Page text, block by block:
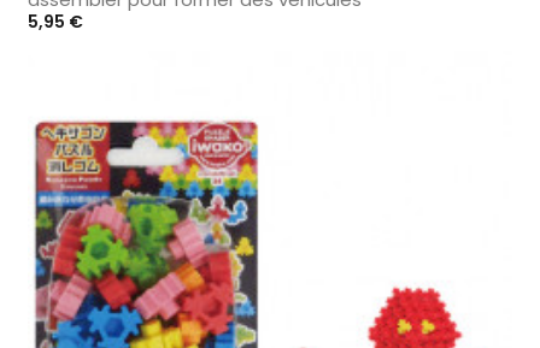
Prix
5,95 €